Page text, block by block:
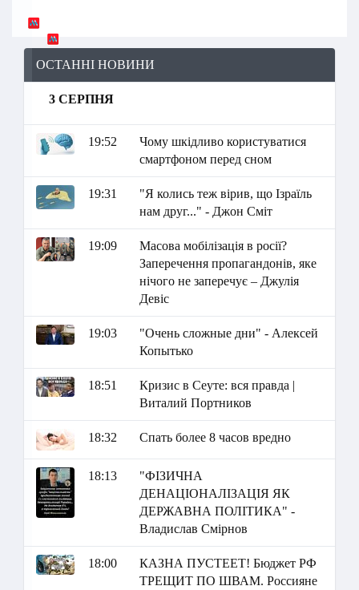
ОСТАННІ НОВИНИ
3 СЕРПНЯ
19:52
Чому шкідливо користуватися
смартфоном перед сном
19:31
"Я колись теж вірив, що Ізраїль
нам друг..." - Джон Сміт
19:09
Масова мобілізація в росії?
Заперечення пропагандонів, яке
нічого не заперечує – Джулія
Девіс
19:03
"Очень сложные дни" - Алексей
Копытько
18:51
Кризис в Сеуте: вся правда |
Виталий Портников
18:32 Спать более 8 часов вредно
18:13
"ФІЗИЧНА
ДЕНАЦІОНАЛІЗАЦІЯ ЯК
ДЕРЖАВНА ПОЛІТИКА" -
Владислав Смірнов
18:00
КАЗНА ПУСТЕЕТ! Бюджет РФ
ТРЕЩИТ ПО ШВАМ. Россияне